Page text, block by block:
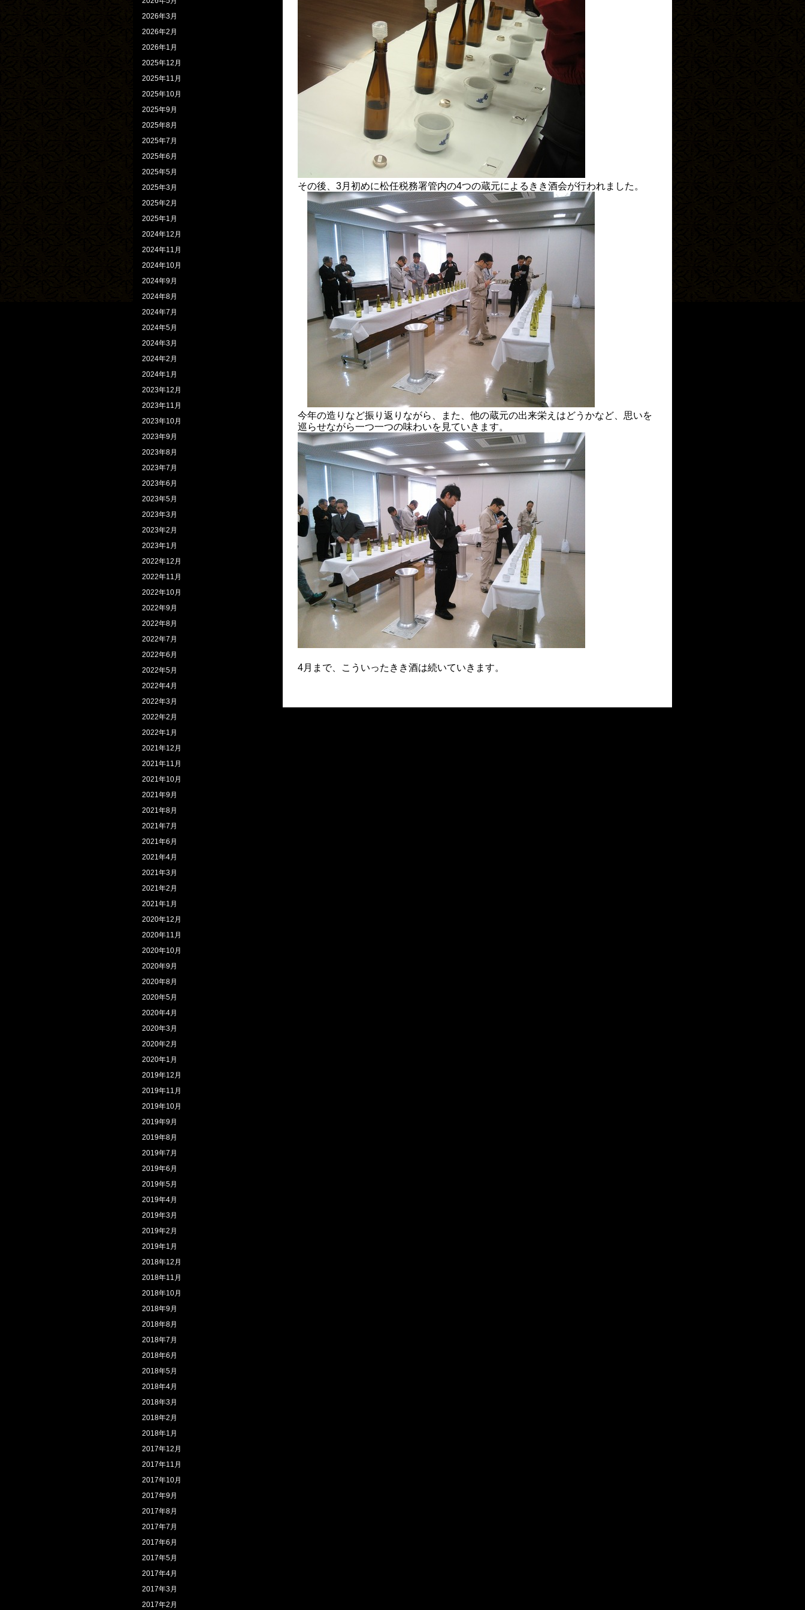
その後、3月初めに松任税務署管内の4つの蔵元によるきき酒会が行われました。
今年の造りなど振り返りながら、また、他の蔵元の出来栄えはどうかなど、思いを
巡らせながら一つ一つの味わいを見ていきます。
4月まで、こういったきき酒は続いていきます。
2026年3月
2026年2月
2026年1月
2025年12月
2025年11月
2025年10月
2025年9月
2025年8月
2025年7月
2025年6月
2025年5月
2025年3月
2025年2月
2025年1月
2024年12月
2024年11月
2024年10月
2024年9月
2024年8月
2024年7月
2024年5月
2024年3月
2024年2月
2024年1月
2023年12月
2023年11月
2023年10月
2023年9月
2023年8月
2023年7月
2023年6月
2023年5月
2023年3月
2023年2月
2023年1月
2022年12月
2022年11月
2022年10月
2022年9月
2022年8月
2022年7月
2022年6月
2022年5月
2022年4月
2022年3月
2022年2月
2022年1月
2021年12月
2021年11月
2021年10月
2021年9月
2021年8月
2021年7月
2021年6月
2021年4月
2021年3月
2021年2月
2021年1月
2020年12月
2020年11月
2020年10月
2020年9月
2020年8月
2020年5月
2020年4月
2020年3月
2020年2月
2020年1月
2019年12月
2019年11月
2019年10月
2019年9月
2019年8月
2019年7月
2019年6月
2019年5月
2019年4月
2019年3月
2019年2月
2019年1月
2018年12月
2018年11月
2018年10月
2018年9月
2018年8月
2018年7月
2018年6月
2018年5月
2018年4月
2018年3月
2018年2月
2018年1月
2017年12月
2017年11月
2017年10月
2017年9月
2017年8月
2017年7月
2017年6月
2017年5月
2017年4月
2017年3月
2017年2月